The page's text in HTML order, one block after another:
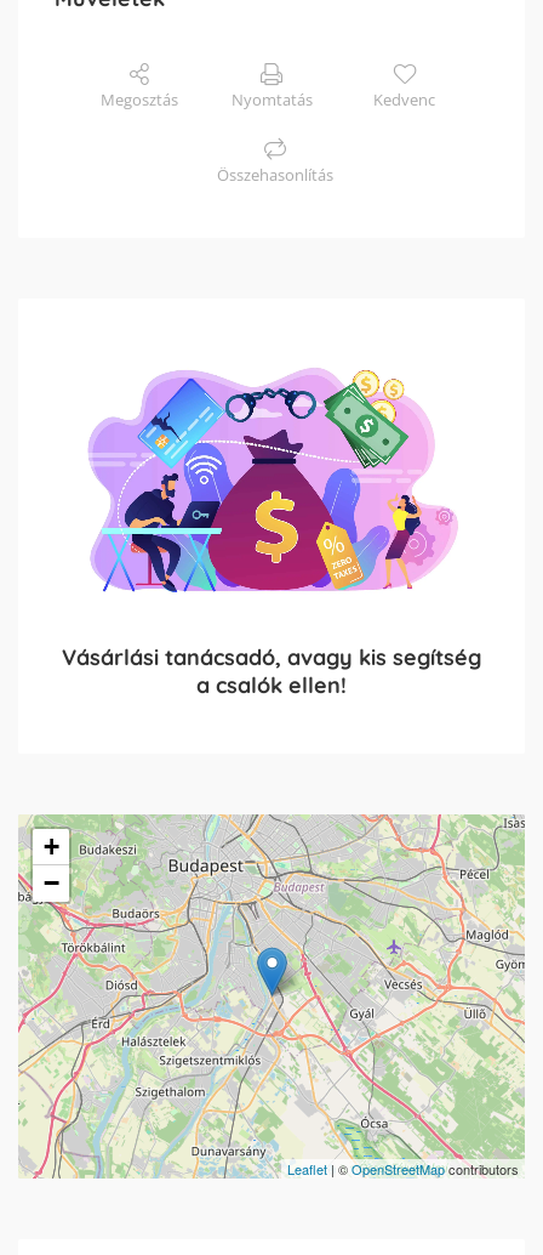
Megosztás Nyomtatás Kedvenc
Összehasonlítás
Vásárlási tanácsadó, avagy kis segítség
a csalók ellen!
+
−
Leaflet | ©OpenStreetMapcontributors